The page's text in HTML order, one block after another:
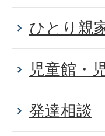
ひとり親
児童館・
発達相談